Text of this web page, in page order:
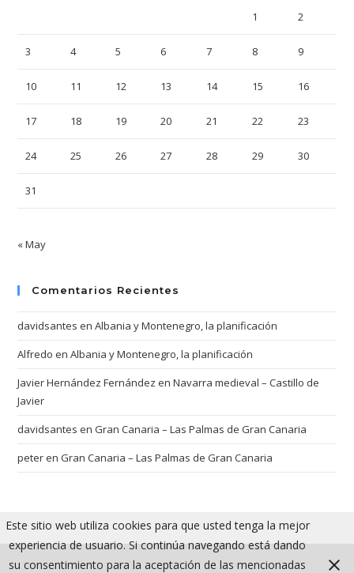
1 2
3 4 5 6 7 8 9
10 11 12 13 14 15 16
17 18 19 20 21 22 23
24 25 26 27 28 29 30
31
« May
Comentarios Recientes
davidsantes enAlbania y Montenegro, la planificación
Alfredo enAlbania y Montenegro, la planificación
Javier Hernández Fernández enNavarra medieval – Castillo de
Javier
davidsantes enGran Canaria – Las Palmas de Gran Canaria
peterenGran Canaria – Las Palmas de Gran Canaria
Este sitio web utiliza cookies para que usted tenga la mejor
experiencia de usuario. Si continúa navegando está dando
su consentimiento para la aceptación de las mencionadas